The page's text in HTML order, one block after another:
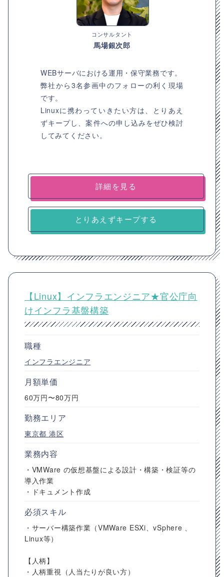
コンサルタント
馬場銀次郎
WEBサーバにおける運用・保守業務です。
弊社から3名参画中のフォローの利く現場
です。
Linuxに携わっていきたい方は、とりあえ
ずキープし、案件への申し込みをぜひ検討
してみてください。
詳細を見る
とりあえずキープする
【Linux】インフラエンジニア★官公庁向
けインフラ基盤構築
職種
インフラエンジニア
月額単価
60万円〜80万円
勤務エリア
東京都 港区
業務内容
・VMWare の仮想基盤による設計・構築・検証等の
導入作業
・ドキュメント作成
必須スキル
・サーバー構築作業（VMWare ESXi、vSphere 、
Linux等）
【人柄】
・人柄重視（人当たりが良い方）